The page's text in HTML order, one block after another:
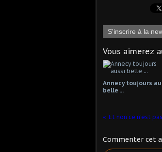
S'inscrire à la
Vous aimerez
Annecy toujours
belle ...
Et non ce n'est
Commenter cet